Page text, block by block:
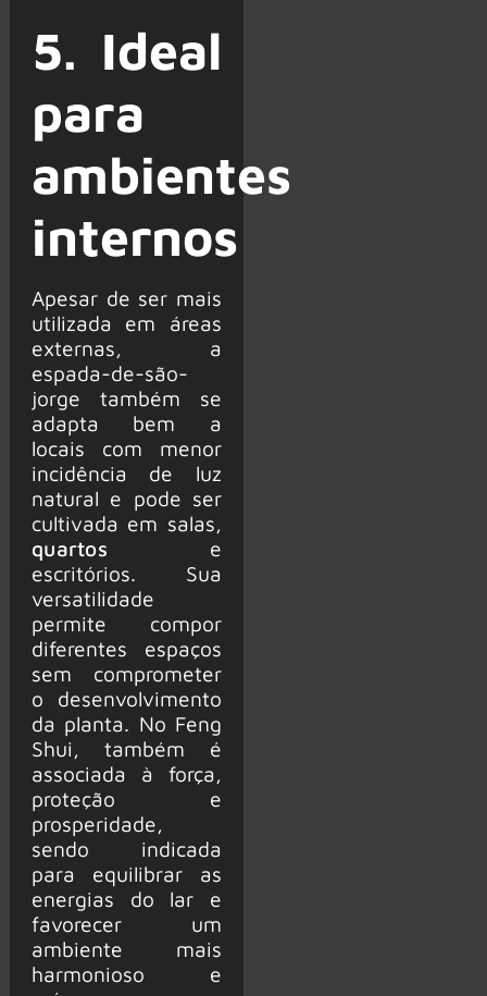
5. Ideal
para
ambientes
internos
Apesar de ser mais
utilizada em áreas
externas, a
espada-de-são-
jorge também se
adapta bem a
locais com menor
incidência de luz
natural e pode ser
cultivada em salas,
quartos e
escritórios. Sua
versatilidade
permite compor
diferentes espaços
sem comprometer
o desenvolvimento
da planta. No Feng
Shui, também é
associada à força,
proteção e
prosperidade,
sendo indicada
para equilibrar as
energias do lar e
favorecer um
ambiente mais
harmonioso e